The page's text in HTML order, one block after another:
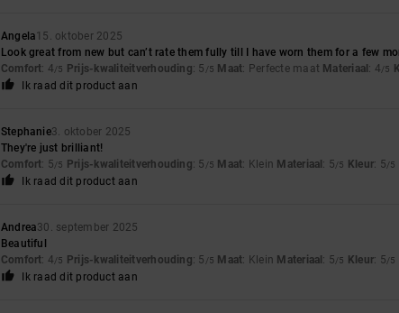
Angela15. oktober 2025
Look great from new but can’t rate them fully till I have worn them for a few
Comfort: 4/5 Prijs-kwaliteitverhouding: 5 /5 Maat: Perfecte maat Materiaal : 4/5
Ik raad dit product aan
Stephanie3. oktober 2025
They're just brilliant!
Comfort: 5/5 Prijs-kwaliteitverhouding: 5 /5 Maat: Klein Materiaal : 5/5 Kleur: 5/5
Ik raad dit product aan
Andrea30. september 2025
Beautiful
Comfort: 4/5 Prijs-kwaliteitverhouding: 5 /5 Maat: Klein Materiaal : 5/5 Kleur: 5/5
Ik raad dit product aan